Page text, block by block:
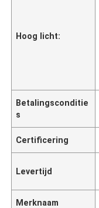
Hoog licht:
Betalingsconditie
s
Certificering
Levertijd
Merknaam